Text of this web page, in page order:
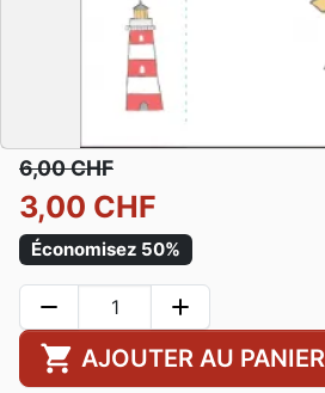
6,00 CHF
3,00 CHF
Économisez 50%
remove add
shopping_cart AJOUTER AU PANIER